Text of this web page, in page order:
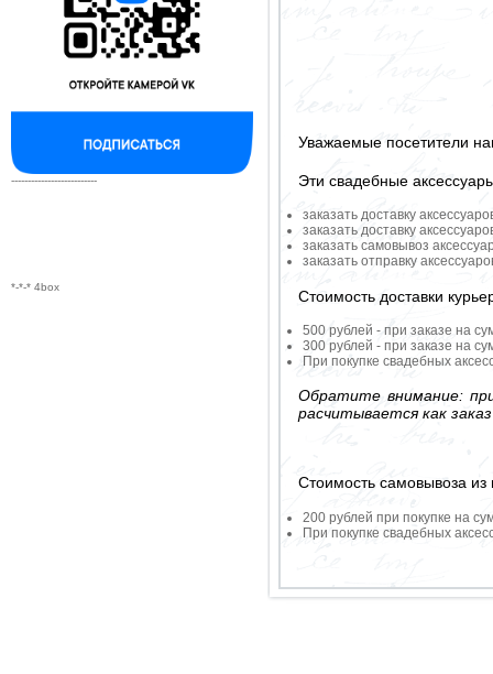
--------------------------
*-*-* 4box
Уважаемые посетители
Эти свадебные
заказать доставку
заказать доставку
заказать самовывоз
заказать отправку
Стоимость доставки
500 рублей - при заказе на
300 рублей - при заказе на
При покупке свадебных
Обратите внимание:
расчитывается как
Стоимость самовывоза из
200 рублей при покупке на
При покупке свадебных